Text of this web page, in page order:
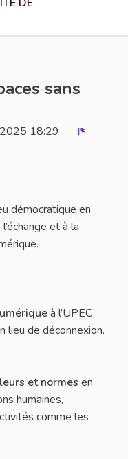
sans
18:29
démocratique en
et à la
à l’UPEC
lieu de déconnexion.
et normes en
humaines,
comme les